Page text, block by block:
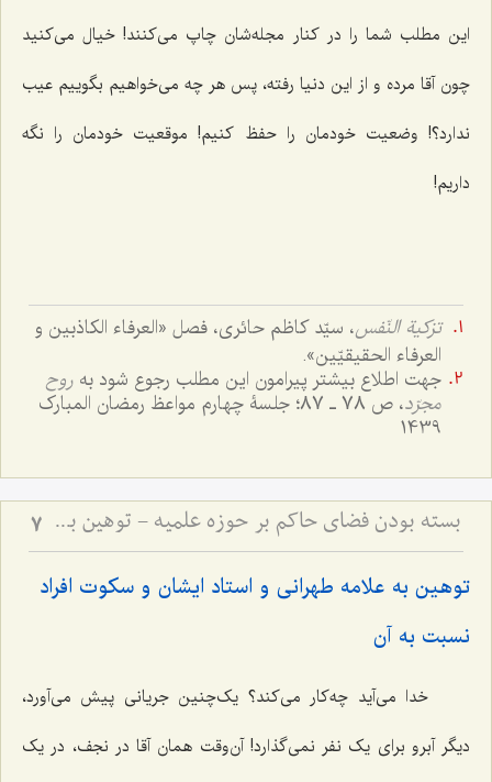
این مطلب شما را در کنار مجله‌شان چاپ می‌کنند! خیال می‌کنید
چون آقا مرده و از این دنیا رفته، پس هر چه می‌خواهیم بگوییم عیب
ندارد؟! وضعیت خودمان را حفظ کنیم! موقعیت خودمان را نگه
داریم!
تزکیة النّفس، سیّد کاظم حائری، فصل «العرفاء الکاذبین و
العرفاء الحقیقیّین».
جهت اطلاع بیشتر پیرامون این مطلب رجوع شود به روح
مجرّد
، ص 78 ـ 87؛ جلسۀ چهارم مواعظ رمضان المبارک
1439
بسته بودن فضای حاکم بر حوزه علمیه - توهین به اولیاء و سکوت حوزه علمیّه 7
توهین به علامه طهرانی و استاد ایشان و سکوت افراد
نسبت به آن
خدا می‌آید چه‌کار می‌کند؟ یک‌‌چنین جریانی پیش می‌آورد،
دیگر آبرو برای یک نفر نمی‌گذارد! آن‌وقت همان آقا در نجف، در یک